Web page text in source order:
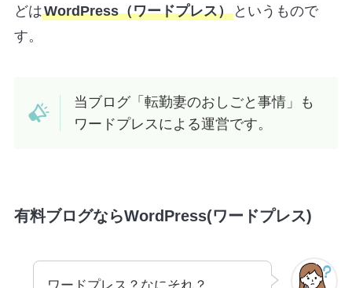
どはWordPress（ワードプレス）というもので
す。
当ブログ「転勤妻のおしごと事情」も
ワードプレスによる運営です。
有料ブログならWordPress(ワードプレス)